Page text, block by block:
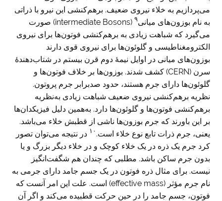
می‌پردازیم به خلاء نیروی ضعیف. برهم‌کنشی این نیرو با ذراتی
به نام بوزون‌های میانی۹
(intermediate Bosons) صورت
می‌گیرد که شباهت زیادی به برهم‌کنشی فوتون‌ها برای نیروی
الکترومغناطیسی و گلوئون‌ها برای نیروی قوی دارند
بوزون‌های میانی در اوایل نیمهٔ دوم قرن بیستم در شتاب‌دهندهٔ
سرن (CERN) کشف شدند. بوزون‌ها بر خلاف فوتون‌ها و
گلوئون‌ها دارای جرم هستند، حدود صدبرابر جرم پروتون.
نظریه برهم‌کنشی نیروی ضعیف شباهت زیادی به‌نظریه
برهم‌کنشی فوتون‌ها و گلوئون‌ها دارد. به‌همین دلیل فیزیکدان‌ها
بر این باورند که جرم بوزون‌ها ناشی از قطبش خلاء می‌باشد.
یعنی، جرم ذرات تابع نوع خلاء است. ۱۰ در نتیجه می‌توان تصور
کرد جرم یک ذره در یک خلاء کوچک و در خلاء دیگر بزرگ و یا
بدون جرم ساکن باشد. مطلبی که چندان هم شگفت‌انگیز
نیست. برای مثال ذره فوتون در یک جسم جامد دارای جرمی به
نام جرم مؤثر (effective mass) است. علت این امر آنست که
فوتون، جسم جامد را در حین حرکت قطبیده می‌کند و اگر آن